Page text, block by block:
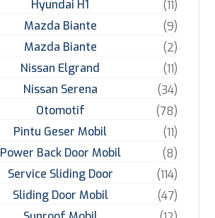
Hyundai H1
(11)
Mazda Biante
(9)
Mazda Biante
(2)
Nissan Elgrand
(11)
Nissan Serena
(34)
Otomotif
(78)
Pintu Geser Mobil
(11)
Power Back Door Mobil
(8)
Service Sliding Door
(114)
Sliding Door Mobil
(47)